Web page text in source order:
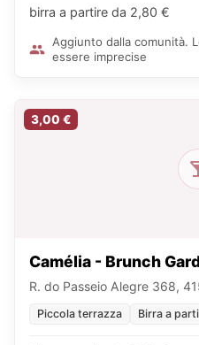
birra a partire da 2,80 €
Aggiunto dalla comunità.
essere imprecise
3,00 €
Camélia - Brunch
R. do Passeio Alegre 368,
Piccola terrazza Birra a